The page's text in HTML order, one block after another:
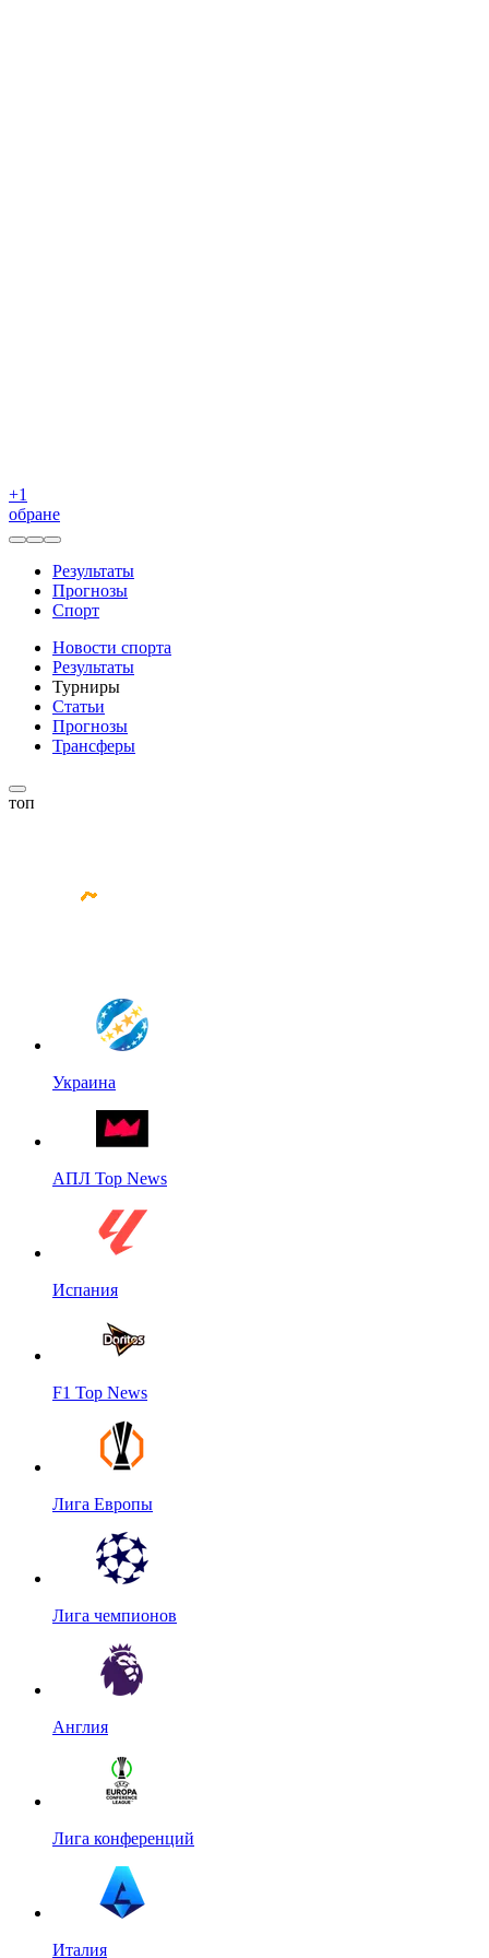
+1
обране
Результаты
Прогнозы
Спорт
Новости спорта
Результаты
Турниры
Статьи
Прогнозы
Трансферы
топ
Украина
АПЛ Top News
Испания
F1 Top News
Лига Европы
Лига чемпионов
Англия
Лига конференций
Италия